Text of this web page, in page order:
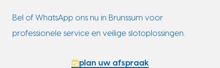
Bel of WhatsApp ons nu in Brunssum voor
professionele service en veilige slotoplossingen.
plan uw afspraak